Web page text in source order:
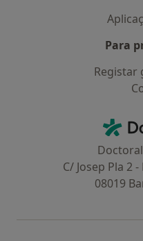
Para
Registar
C/ Josep Pla 2
08019